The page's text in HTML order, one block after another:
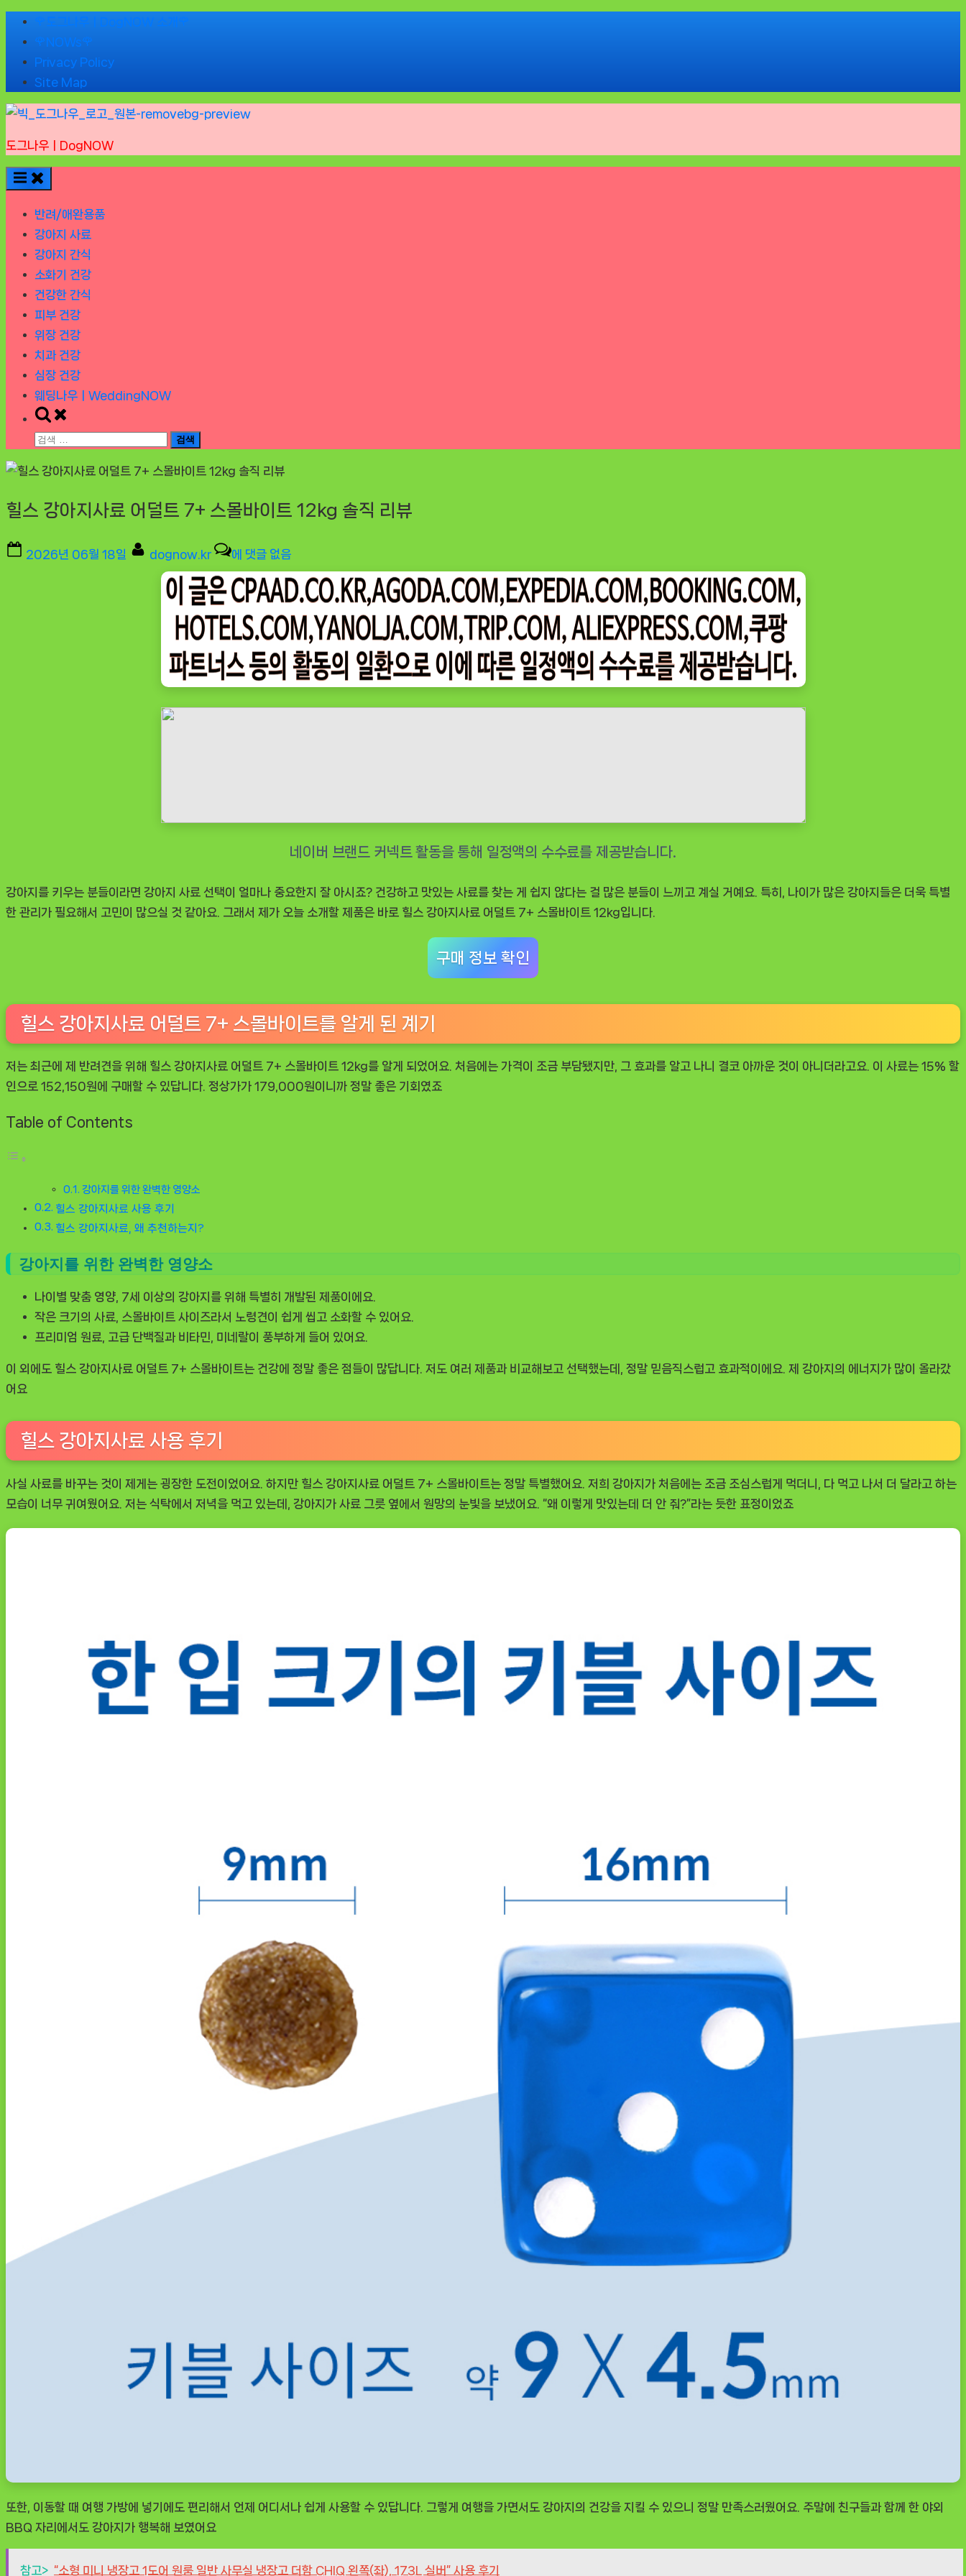
Skip
content
🌹도그나우ㅣDogNOW 소개🌹
🌹NOWs🌹
Privacy Policy
Site Map
도그나우ㅣDogNOW
반려/애완용품
강아지 사료
강아지 간식
소화기 건강
건강한 간식
피부 건강
위장 건강
치과 건강
심장 건강
웨딩나우ㅣWeddingNOW
Toggle
search
검
힐스 강아지사료 어덜트 7+ 스몰바이트 12kg 솔직 리뷰
Posted
2026년 06월 18일 By
dognow.kr
힐
스
강
사
료
어
덜
솔
직
에 댓글 없음
강아지를 키우는 분들이라면 강아지 사료 선택이 얼마나 중요한지 잘 아시죠? 건강하고 맛있는 사료를 찾는 게 쉽지 않다는 걸 많은 분들이 느끼고 계실 거예요. 특히, 나이가 많은 강아지들은 더욱 특별
한 관리가 필요해서 고민이 많으실 것 같아요. 그래서 제가 오늘 소개할 제품은 바로 힐스 강아지사료 어덜트 7+ 스몰바이트 12kg입니다.
구매 정보 확인
힐스 강아지사료 어덜트 7+ 스몰바이트를 알게 된 계기
저는 최근에 제 반려견을 위해 힐스 강아지사료 어덜트 7+ 스몰바이트 12kg를 알게 되었어요. 처음에는 가격이 조금 부담됐지만, 그 효과를 알고 나니 결코 아까운 것이 아니더라고요. 이 사료는 15% 할
인으로 152,150원에 구매할 수 있답니다. 정상가가 179,000원이니까 정말 좋은 기회였죠
Table of Contents
강아지를 위한 완벽한 영양소
힐스 강아지사료 사용 후기
힐스 강아지사료, 왜 추천하는지?
강아지를 위한 완벽한 영양소
나이별 맞춤 영양, 7세 이상의 강아지를 위해 특별히 개발된 제품이에요.
작은 크기의 사료, 스몰바이트 사이즈라서 노령견이 쉽게 씹고 소화할 수 있어요.
프리미엄 원료, 고급 단백질과 비타민, 미네랄이 풍부하게 들어 있어요.
이 외에도 힐스 강아지사료 어덜트 7+ 스몰바이트는 건강에 정말 좋은 점들이 많답니다. 저도 여러 제품과 비교해보고 선택했는데, 정말 믿음직스럽고 효과적이에요. 제 강아지의 에너지가 많이 올라갔
어요
힐스 강아지사료 사용 후기
사실 사료를 바꾸는 것이 제게는 굉장한 도전이었어요. 하지만 힐스 강아지사료 어덜트 7+ 스몰바이트는 정말 특별했어요. 저희 강아지가 처음에는 조금 조심스럽게 먹더니, 다 먹고 나서 더 달라고 하는
모습이 너무 귀여웠어요. 저는 식탁에서 저녁을 먹고 있는데, 강아지가 사료 그릇 옆에서 원망의 눈빛을 보냈어요. “왜 이렇게 맛있는데 더 안 줘?”라는 듯한 표정이었죠
또한, 이동할 때 여행 가방에 넣기에도 편리해서 언제 어디서나 쉽게 사용할 수 있답니다. 그렇게 여행을 가면서도 강아지의 건강을 지킬 수 있으니 정말 만족스러웠어요. 주말에 친구들과 함께 한 야외
BBQ 자리에서도 강아지가 행복해 보였어요
참고> “소형 미니 냉장고 1도어 원룸 일반 사무실 냉장고 더함 CHIQ 왼쪽(좌), 173L 실버” 사용 후기